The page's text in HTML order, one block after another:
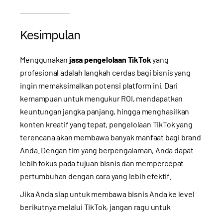
Kesimpulan
Menggunakan jasa pengelolaan TikTokyang
profesional adalah langkah cerdas bagi bisnis yang
ingin memaksimalkan potensi platform ini. Dari
kemampuan untuk mengukur ROI, mendapatkan
keuntungan jangka panjang, hingga menghasilkan
konten kreatif yang tepat, pengelolaan TikTok yang
terencana akan membawa banyak manfaat bagi brand
Anda. Dengan tim yang berpengalaman, Anda dapat
lebih fokus pada tujuan bisnis dan mempercepat
pertumbuhan dengan cara yang lebih efektif.
Jika Anda siap untuk membawa bisnis Anda ke level
berikutnya melalui TikTok, jangan ragu untuk